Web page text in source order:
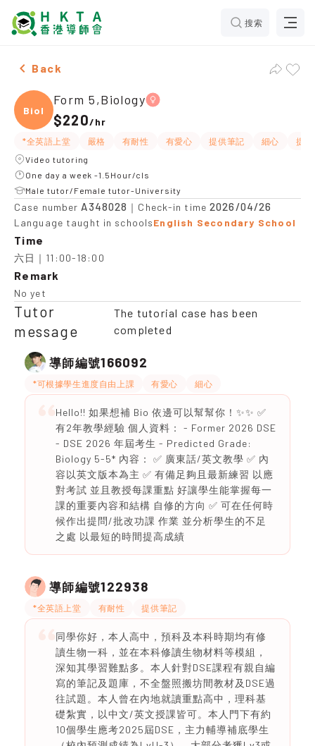
搜索
Female Form 5,Biology，Tsz Wan Shan Tuition
Back
Biolo
Form 5,Biology
$220/hr
*全英語上堂 嚴格 有耐性 有愛心 提供筆記 細心
提
Video tutoring
One day a week -1.5Hour/cls
Male tutor/Female tutor-University
Case number A348028 ｜Check-in time2026/04/26
Language taught in schoolsEnglish Secondary School
Time
六日｜11:00-18:00
Remark
No yet
Tutor
message
The tutorial case has been
completed
導師編號166092
*可根據學生進度自由上課 有愛心 細心
Hello!! 如果想補 Bio 依邊可以幫幫你！✨✨ ✅
有2年教學經驗 個人資料： - Former 2026 DSE
- DSE 2026 年屆考生 - Predicted Grade:
Biology 5-5* 內容： ✅ 廣東話/英文教學 ✅ 內
容以英文版本為主 ✅ 有備足夠且最新練習 以應
對考試 並且教授每課重點 好讓學生能掌握每一
課的重要內容和結構 自修的方向 ✅ 可在任何時
候作出提問/批改功課 作業 並分析學生的不足
之處 以最短的時間提高成績
導師編號122938
*全英語上堂 有耐性 提供筆記
同學你好，本人高中，預科及本科時期均有修
讀生物一科，並在本科修讀生物材料等模組，
深知其學習難點多。本人針對DSE課程有親自編
寫的筆記及題庫，不全盤照搬坊間教材及DSE過
往試題。本人曾在內地就讀重點高中，理科基
礎紮實，以中文/英文授課皆可。本人門下有約
10個學生應考2025屆DSE，主力輔導補底學生